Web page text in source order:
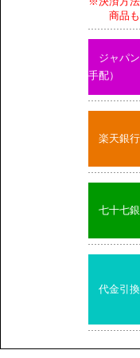
商品も
ジャパ
手配）
楽天銀
七十七
代金引